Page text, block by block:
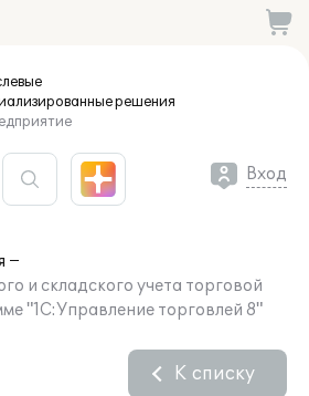
решения
Вход
и складского учета торговой
"1С:Управление торговлей 8"
К списку